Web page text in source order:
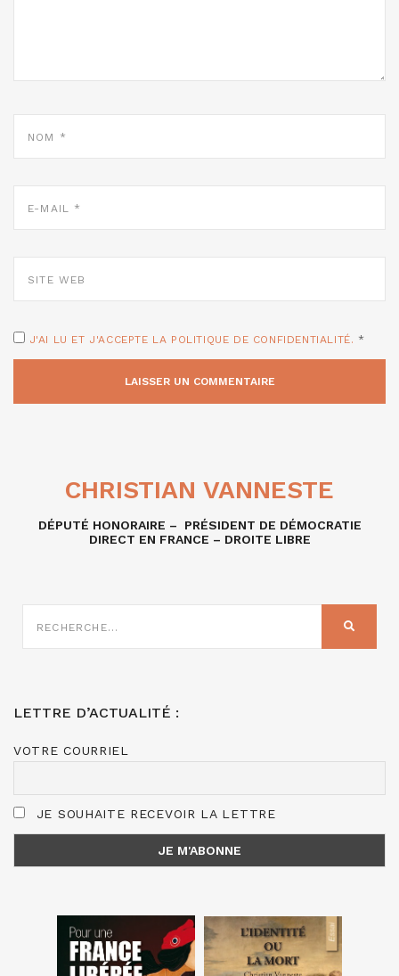
MAIL
WEB
J'AI LU ET J'ACCEPTE LA POLITIQUE DE CONFIDENTIALITÉ. *
CHRISTIAN VANNESTE
DÉPUTÉ HONORAIRE – PRÉSIDENT DE DÉMOCRATIE
DIRECT EN FRANCE – DROITE LIBRE
SUR
LETTRE D’ACTUALITÉ :
VOTRE COURRIEL
JE SOUHAITE RECEVOIR LA LETTRE